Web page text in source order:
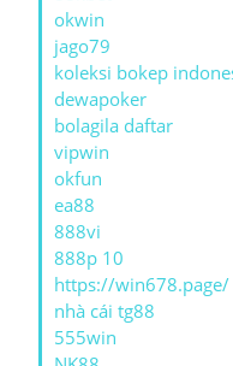
okwin
jago79
koleksi bokep
dewapoker
bolagila daftar
vipwin
okfun
ea88
888vi
888p 10
https://win678.page/
nhà cái tg88
555win